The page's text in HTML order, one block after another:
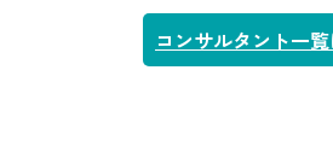
コンサルタント一